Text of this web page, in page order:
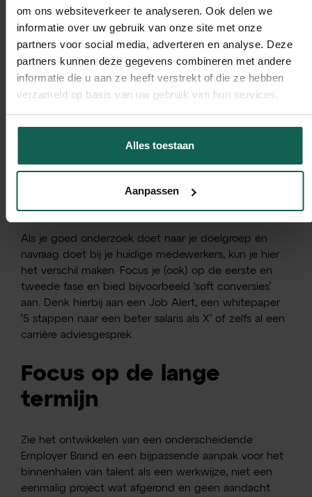
om ons websiteverkeer te analyseren. Ook delen we
informatie over uw gebruik van onze site met onze
partners voor social media, adverteren en analyse. Deze
partners kunnen deze gegevens combineren met andere
informatie die u aan ze heeft verstrekt of die ze hebben
verzameld op basis van uw gebruik van hun services.
Alles toestaan
Aanpassen
De meeste werkgevers beginnen pas bij fase drie of
vier: het ontwikkelen en promoten van vacatures via
in de afbeelding hierboven, gaat hier in de candidate
journey veel aan vooraf.
Als je goed onderzoek doet naar je doelgroep én
navraag doet bij je huidige medewerkers, kun je hier
het verschil maken. Focus je (ook) op de eerste en
tweede fase en bied bijvoorbeeld ‘soft conversies’
aan. Denk hierbij aan een Job Alert, een whitepaper
‘5 stappen naar een beter salaris als X’ of zelfs al een
carrière adviesgesprek.
Focus op de lange
termijn
Zie het ontwikkelen van een onderscheidende
Employer Brand en een bijpassende aanpak voor het
binnenhalen van talent als een werkwijze, niet een
eenmalig project wat afgerond en geen aandacht